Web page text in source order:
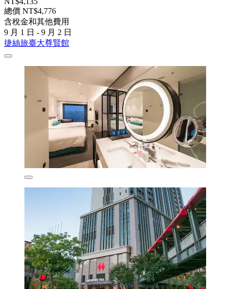
總價 NT$4,776
含稅金和其他費用
9 月 1 日 - 9 月 2 日
捷絲旅臺大尊賢館